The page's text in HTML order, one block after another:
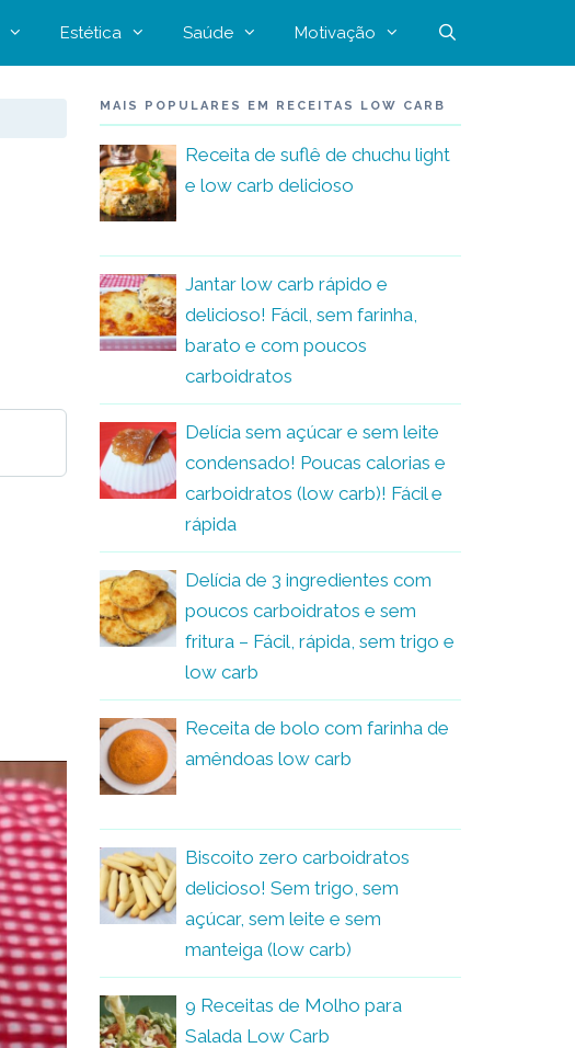
Estética Saúde Motivação
MAIS POPULARES EM RECEITAS LOW CARB
Receita de suflê de chuchu light
e low carb delicioso
Jantar low carb rápido e
delicioso! Fácil, sem farinha,
barato e com poucos
carboidratos
Delícia sem açúcar e sem leite
condensado! Poucas calorias e
carboidratos (low carb)! Fácil e
rápida
Delícia de 3 ingredientes com
poucos carboidratos e sem
fritura – Fácil, rápida, sem trigo e
low carb
Receita de bolo com farinha de
amêndoas low carb
Biscoito zero carboidratos
delicioso! Sem trigo, sem
açúcar, sem leite e sem
manteiga (low carb)
9 Receitas de Molho para
Salada Low Carb